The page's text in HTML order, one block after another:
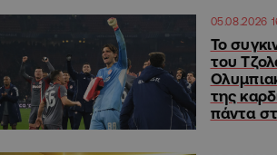
05.08.2026
Το
του
της
πάντα